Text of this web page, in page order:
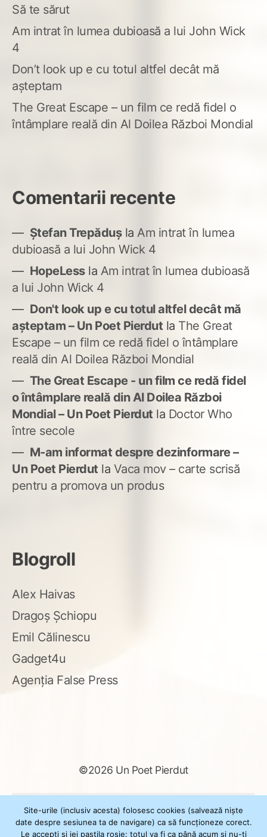
Să te sărut
Am intrat în lumea dubioasă a lui John Wick
4
Don’t look up e cu totul altfel decât mă
așteptam
The Great Escape – un film ce redă fidel o
întâmplare reală din Al Doilea Război Mondial
Comentarii recente
Ștefan Trepădușla Am intrat în lumea
dubioasă a lui John Wick 4
HopeLessla Am intrat în lumea dubioasă
a lui John Wick 4
Don't look up e cu totul altfel decât mă
așteptam – Un Poet Pierdut la The Great
Escape – un film ce redă fidel o întâmplare
reală din Al Doilea Război Mondial
The Great Escape - un film ce redă fidel
o întâmplare reală din Al Doilea Război
Mondial – Un Poet Pierdut la Doctor Who
între secole
M-am informat despre dezinformare –
Un Poet Pierdut la Vaca mov – carte scrisă
pentru a promova un produs
Blogroll
Alex Haivas
Dragoș Șchiopu
Emil Călinescu
Gadget4u
Agenția False Press
©2026 Un Poet Pierdut
după:
Site-urile (inclusiv acesta) folosesc cookies (salvează niște
date despre sesiunea ta de navigare) ca să funcționeze corect.
Le accepți și iei pastila roșie: totul va fi ca până acum și nu-ți